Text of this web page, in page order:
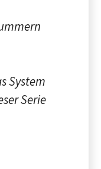
System
Serie